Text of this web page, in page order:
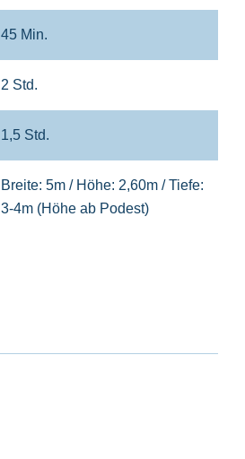
45 Min.
2 Std.
1,5 Std.
Breite: 5m / Höhe: 2,60m / Tiefe:
3-4m (Höhe ab Podest)